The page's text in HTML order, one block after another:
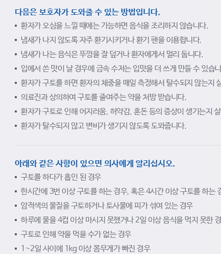
다음은 보호자가 도와줄 수 있는 방법입니다.
환자가 오심을 느낄 때에는 가능하면 음식을 조리하지 않습니다.
냄새가 나지 않도록 자주 환기시키거나 환기 팬을 이용합니다.
냄새가 나는 음식은 뚜껑을 잘 덮거나 환자에게서 멀리 둡니다.
입에서 쓴 맛이 날 경우에 금속 수저는 입맛을 더 쓰게 만들 수 있
환자가 구토를 하면 환자의 체중을 매일 측정해서 탈수되지 않는지
의료진과 상의하여 구토를 줄여주는 약을 처방 받습니다.
환자가 구토로 인해 어지러움, 허약감, 혼돈 등의 증상이 생기는지
환자가 탈수되지 않고 변비가 생기지 않도록 도와줍니다.
아래와 같은 사항이 있으면 의사에게 알리십시오.
구토를 하다가 흡인 된 경우
한시간에 3번 이상 구토를 하는 경우, 혹은 4시간 이상 구토를 하는
암적색의 물질을 구토하거나 토사물에 피가 섞여 있는 경우
하루에 물을 4컵 이상 마시지 못했거나 2일 이상 음식을 먹지 못한
구토로 인해 약을 먹을 수가 없는 경우
1~2일 사이에 1kg 이상 몸무게가 빠진 경우